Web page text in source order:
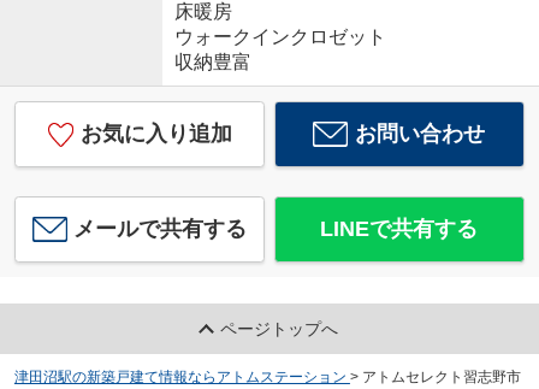
床暖房
ウォークインクロゼット
収納豊富
お気に入り追加 お問い合わせ
メールで共有する LINEで共有する
ページトップへ
津田沼駅の新築戸建て情報ならアトムステーション > アトムセレクト習志野市